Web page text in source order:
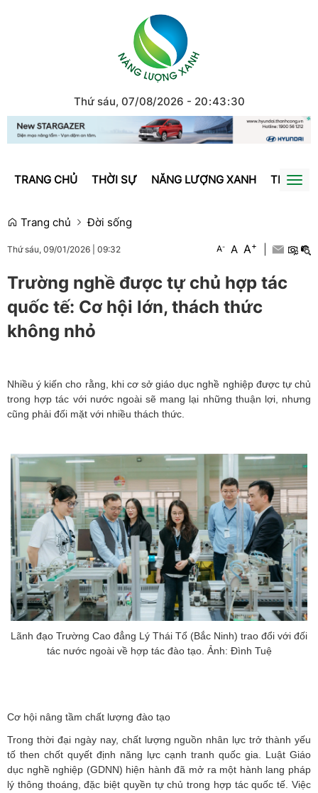
Thứ sáu, 07/08/2026 - 20:43:30
TRANG CHỦ THỜI SỰ NĂNG LƯỢNG XANH TRÁI
Trang chủ
Đời sống
Thứ sáu, 09/01/2026 09:32 A- A A+
Trường nghề được tự chủ hợp tác
quốc tế: Cơ hội lớn, thách thức
không nhỏ
Nhiều ý kiến cho rằng, khi cơ sở giáo dục nghề nghiệp được tự chủ
trong hợp tác với nước ngoài sẽ mang lại những thuận lợi, nhưng
cũng phải đối mặt với nhiều thách thức.
Lãnh đạo Trường Cao đẳng Lý Thái Tổ (Bắc Ninh) trao đổi với đối
tác nước ngoài về hợp tác đào tạo. Ảnh: Đình Tuệ
Cơ hội nâng tầm chất lượng đào tạo
Trong thời đại ngày nay, chất lượng nguồn nhân lực trở thành yếu
tố then chốt quyết định năng lực cạnh tranh quốc gia. Luật Giáo
dục nghề nghiệp (GDNN) hiện hành đã mở ra một hành lang pháp
lý thông thoáng, đặc biệt quyền tự chủ trong hợp tác quốc tế. Việc